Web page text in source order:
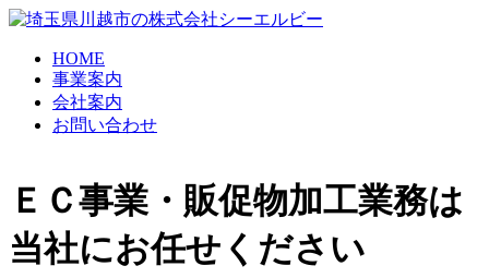
HOME
事業案内
会社案内
お問い合わせ
ＥＣ事業・販促物加工業務は
当社にお任せください